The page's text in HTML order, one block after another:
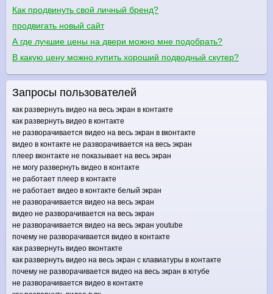
Как продвинуть свой личный бренд?
продвигать новый сайт
А где лучшие цены на двери можно мне подобрать?
В какую цену можно купить хороший подводный скутер?
Запросы пользователей
как развернуть видео на весь экран в контакте
как развернуть видео в контакте
не разворачивается видео на весь экран в вконтакте
видео в контакте не разворачивается на весь экран
плеер вконтакте не показывает на весь экран
не могу развернуть видео в контакте
не работает плеер в контакте
не работает видео в контакте белый экран
не разворачивается видео на весь экран
видео не разворачивается на весь экран
не разворачивается видео на весь экран youtube
почему не разворачивается видео в контакте
как развернуть видео вконтакте
как развернуть видео на весь экран с клавиатуры в контакте
почему не разворачивается видео на весь экран в ютубе
не разворачивается видео в контакте